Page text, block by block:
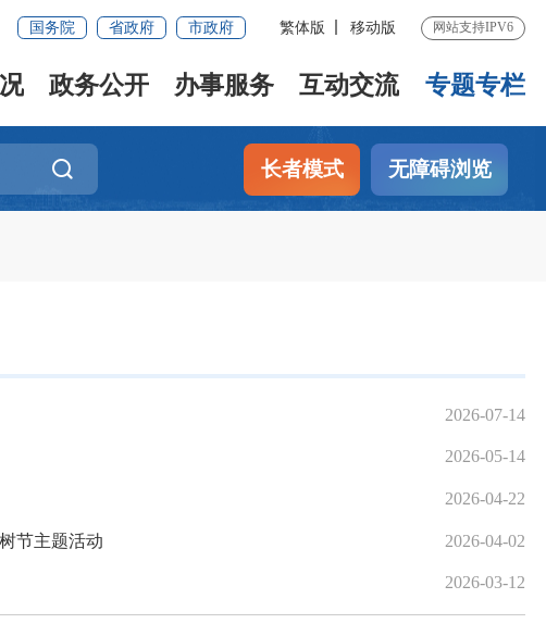
国务院 省政府 市政府 繁体版 移动版 网站支持IPV6
政务公开 办事服务 互动交流 专题专栏
长者模式 无障碍浏览
2026-07-14
2026-05-14
2026-04-22
节主题活动 2026-04-02
2026-03-12